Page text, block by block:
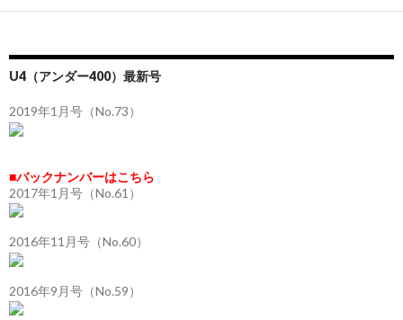
U4（アンダー400）最新号
2019年1月号（No.73）
■バックナンバーはこちら
2017年1月号（No.61）
2016年11月号（No.60）
2016年9月号（No.59）